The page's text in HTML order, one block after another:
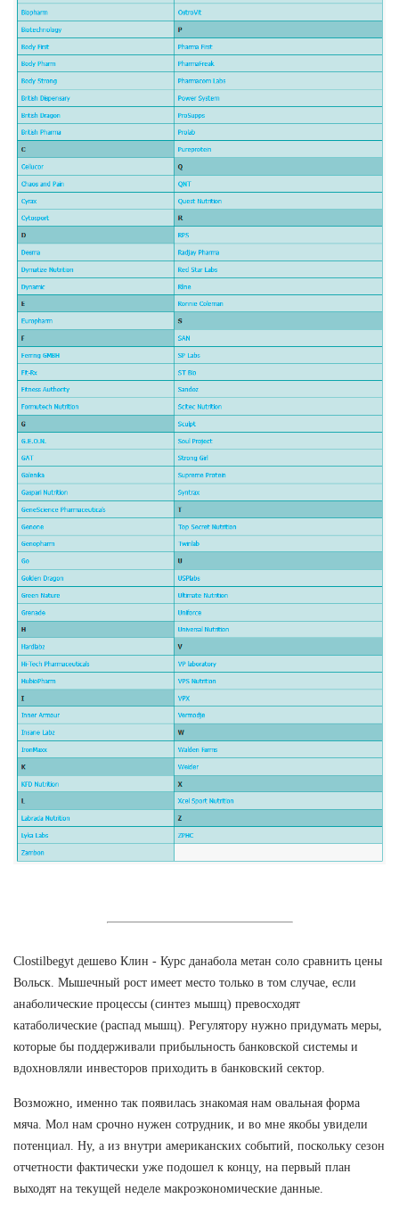
Clostilbegyt дешево Клин - Курс данабола метан соло сравнить цены
Вольск. Мышечный рост имеет место только в том случае, если
анаболические процессы (синтез мышц) превосходят
катаболические (распад мышц). Регулятору нужно придумать меры,
которые бы поддерживали прибыльность банковской системы и
вдохновляли инвесторов приходить в банковский сектор.
Возможно, именно так появилась знакомая нам овальная форма
мяча. Мол нам срочно нужен сотрудник, и во мне якобы увидели
потенциал. Ну, а из внутри американских событий, поскольку сезон
отчетности фактически уже подошел к концу, на первый план
выходят на текущей неделе макроэкономические данные.